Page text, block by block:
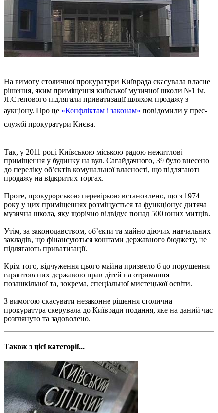
На вимогу столичної прокуратури Київрада скасувала власне
рішення, яким приміщення київської музичної школи №1 ім.
Я.Степового підлягали приватизації шляхом продажу з
аукціону. Про це «Конфліктам і законам» повідомили у прес-
службі прокуратури Києва.
Так, у 2011 році Київською міською радою нежитлові
приміщення у будинку на вул. Сагайдачного, 39 було внесено
до переліку об’єктів комунальної власності, що підлягають
продажу на відкритих торгах.
Проте, прокурорською перевіркою встановлено, що з 1974
року у цих приміщеннях розміщується та функціонує дитяча
музична школа, яку щорічно відвідує понад 500 юних митців.
Утім, за законодавством, об’єкти та майно діючих навчальних
закладів, що фінансуються коштами державного бюджету, не
підлягають приватизації.
Крім того, відчуження цього майна призвело б до порушення
гарантованих державою прав дітей на отримання
позашкільної та, зокрема, спеціальної мистецької освіти.
З вимогою скасувати незаконне рішення столична
прокуратура скерувала до Київради подання, яке на даний час
розглянуто та задоволено.
Також з цієї категорії...